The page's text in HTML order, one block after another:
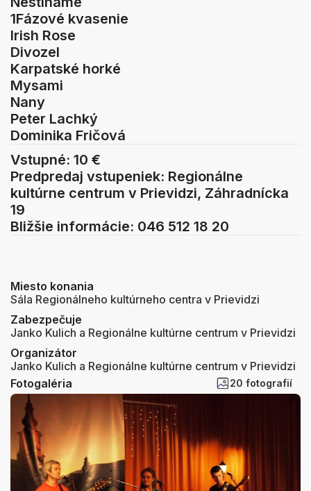
1Fázové kvasenie
Irish Rose
Divozel
Karpatské horké
Mysami
Nany
Peter Lachký
Dominika Fričová
Vstupné: 10 €
Predpredaj vstupeniek: Regionálne
kultúrne centrum v Prievidzi, Záhradnícka
19
Bližšie informácie: 046 512 18 20
Miesto konania
Sála Regionálneho kultúrneho centra v Prievidzi
Zabezpečuje
Janko Kulich a Regionálne kultúrne centrum v Prievidzi
Organizátor
Janko Kulich a Regionálne kultúrne centrum v Prievidzi
Fotogaléria
20 fotografií